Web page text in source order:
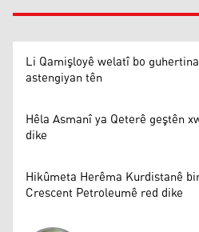
Li Qamişloyê welatî bo
astengiyan tên
Hêla Asmanî ya Qeterê geştên
dike
Hikûmeta Herêma Kurdistanê
Crescent Petroleumê red dike